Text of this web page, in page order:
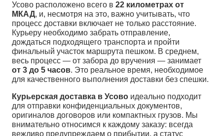
Усово расположено всего в 22 километрах от
МКАД, и, несмотря на это, важно учитывать, что
процесс доставки включает не только расстояние.
Курьеру необходимо забрать отправление,
дождаться подходящего транспорта и пройти
финальный участок маршрута пешком. В среднем,
весь процесс — от забора до вручения — занимает
от 3 до 5 часов. Это реальное время, необходимое
для качественного выполнения доставки без спешки.
Курьерская доставка в Усово идеально подходит
для отправки конфиденциальных документов,
оригиналов договоров или компактных грузов. Мы
внимательно относимся к каждому заказу: всегда
вежливо предупреждаем о прибытии, а статус